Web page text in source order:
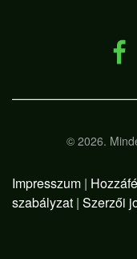
© 2026.
Impresszum |
szabályzat | Szerzői